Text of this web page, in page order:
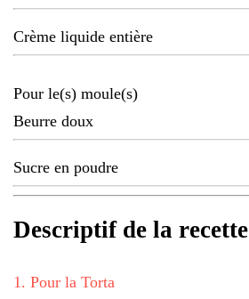
Crème liquide entière
Pour le(s) moule(s)
Beurre doux
Sucre en poudre
Descriptif de la recette
1 . Pour la Torta